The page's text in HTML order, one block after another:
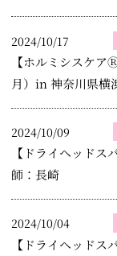
2024/10/17
【ホルミシスケア
月）in 神奈川県
2024/10/09
【ドライヘッド
師：長崎
2024/10/04
【ドライヘッド